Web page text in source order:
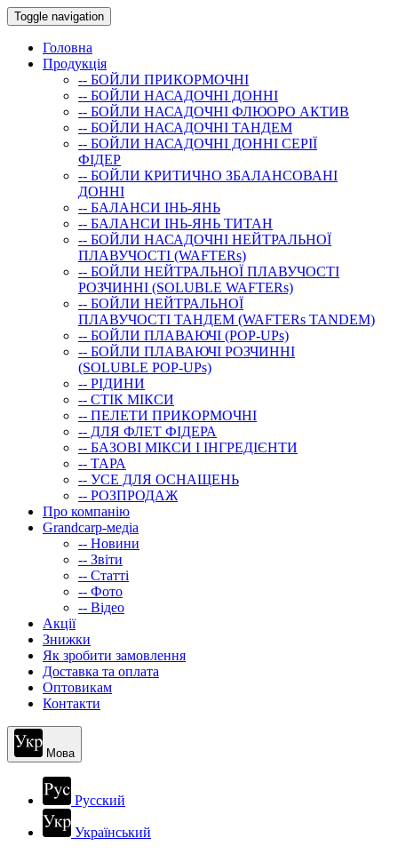
Toggle navigation
Головна
Продукція
-- БОЙЛИ ПРИКОРМОЧНI
-- БОЙЛИ НАСАДОЧНI ДОННI
-- БОЙЛИ НАСАДОЧНІ ФЛЮОРО АКТИВ
-- БОЙЛИ НАСАДОЧНІ ТАНДЕМ
-- БОЙЛИ НАСАДОЧНI ДОННI СЕРIÏ
ФIДЕР
-- БОЙЛИ КРИТИЧНО ЗБАЛАНСОВАНІ
ДОННІ
-- БАЛАНСИ ІНЬ-ЯНЬ
-- БАЛАНСИ ІНЬ-ЯНЬ ТИТАН
-- БОЙЛИ НАСАДОЧНI НЕЙТРАЛЬНОÏ
ПЛАВУЧОСТI (WAFTERs)
-- БОЙЛИ НЕЙТРАЛЬНОЇ ПЛАВУЧОСТІ
РОЗЧИННІ (SOLUBLE WAFTERs)
-- БОЙЛИ НЕЙТРАЛЬНОЇ
ПЛАВУЧОСТІ ТАНДЕМ (WAFTERs TANDEM)
-- БОЙЛИ ПЛАВАЮЧІ (POP-UPs)
-- БОЙЛИ ПЛАВАЮЧI РОЗЧИННI
(SOLUBLE POP-UPs)
-- РIДИНИ
-- СТIК МIКСИ
-- ПЕЛЕТИ ПРИКОРМОЧНІ
-- ДЛЯ ФЛЕТ ФІДЕРА
-- БАЗОВІ МІКСИ І ІНГРЕДІЄНТИ
-- ТАРА
-- УСЕ ДЛЯ ОСНАЩЕНЬ
-- РОЗПРОДАЖ
Про компанію
Grandcarp-медіа
-- Новини
-- Звіти
-- Статті
-- Фото
-- Відео
Акції
Знижки
Як зробити замовлення
Доставка та оплата
Оптовикам
Контакти
Мова
Русский
Український